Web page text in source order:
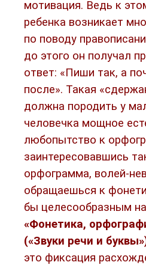
мотивация. Ведь к
ребенка возникает
по поводу
до этого он получал
ответ: «Пиши так, а
после». Такая
должна породить у
человечка мощное
любопытство к
заинтересовавшись
орфограмма, волей-
обращаешься к
бы целесообразным
«Фонетика,
(«Звуки речи и
это фиксация